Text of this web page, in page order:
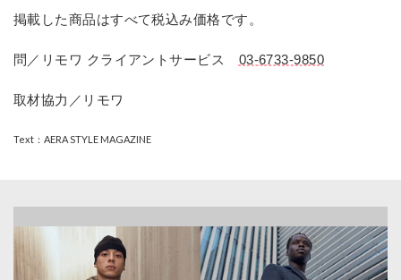
掲載した商品はすべて税込み価格です。
問／リモワ クライアントサービス 03-6733-9850
取材協力／リモワ
Text：AERA STYLE MAGAZINE